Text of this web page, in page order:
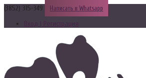
(3852) 315-349 Написать в Whatsapp
Вход | Регистрация